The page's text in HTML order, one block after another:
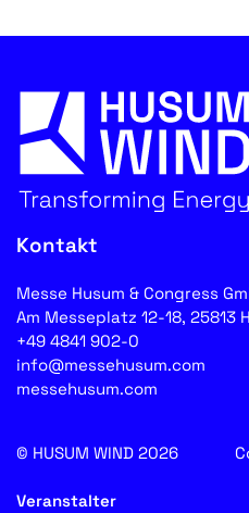
Kontakt
Messe Husum & Congress
Am Messeplatz 12-18, 25813
+49 4841 902-0
info@messehusum.com
messehusum.com
© HUSUM WIND 2026
Veranstalter